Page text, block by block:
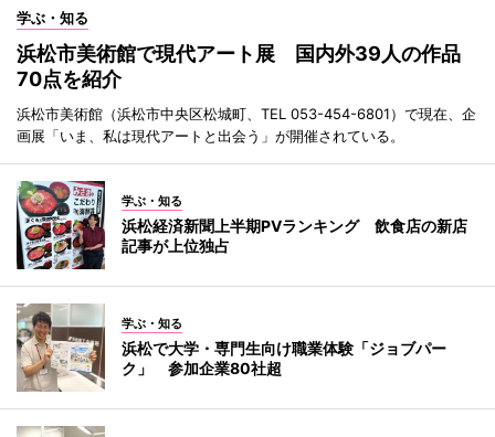
学ぶ・知る
浜松市美術館で現代アート展 国内外39人の作品
70点を紹介
浜松市美術館（浜松市中央区松城町、TEL 053-454-6801）で現在、企
画展「いま、私は現代アートと出会う」が開催されている。
学ぶ・知る
浜松経済新聞上半期PVランキング 飲食店の新店
記事が上位独占
学ぶ・知る
浜松で大学・専門生向け職業体験「ジョブパー
ク」 参加企業80社超